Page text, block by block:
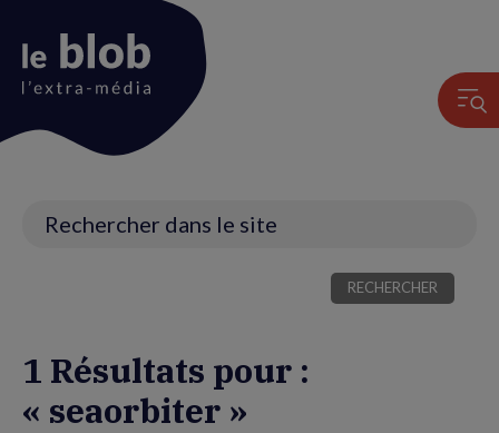
1 Résultats pour :
« seaorbiter »